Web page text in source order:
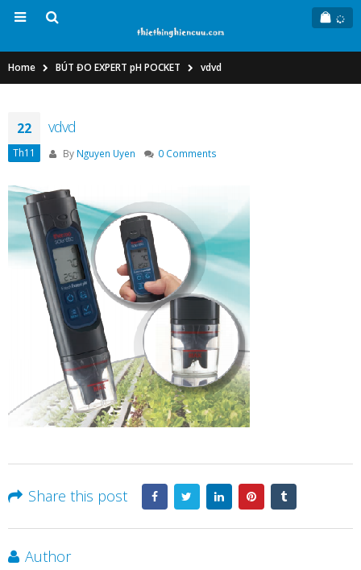
Home BÚT ĐO EXPERT pH POCKET vdvd
22
Th11
vdvd
By Nguyen Uyen 0 Comments
Share this post
Author